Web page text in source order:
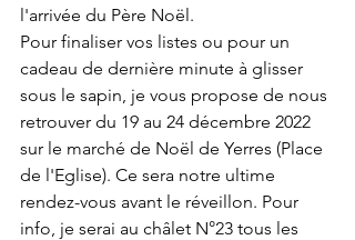
l'arrivée du Père Noël.
Pour finaliser vos listes ou pour un
cadeau de dernière minute à glisser
sous le sapin, je vous propose de nous
retrouver du 19 au 24 décembre 2022
sur le marché de Noël de Yerres (Place
de l'Eglise). Ce sera notre ultime
rendez-vous avant le réveillon. Pour
info, je serai au châlet N°23 tous les